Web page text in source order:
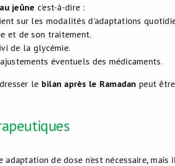
jeûne c’est-à-dire :
sur les modalités d’adaptations
et de son traitement.
de la glycémie.
éventuels des médicaments.
le bilan après le Ramadan peut
adaptation de dose n’est nécessaire,